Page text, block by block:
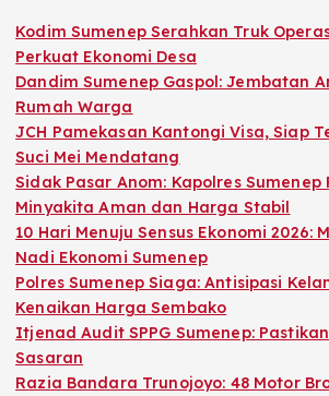
Kodim Sumenep Serahkan Truk
Perkuat Ekonomi Desa
Dandim Sumenep Gaspol: Jembatan
Rumah Warga
JCH Pamekasan Kantongi Visa, Siap
Suci Mei Mendatang
Sidak Pasar Anom: Kapolres Sumenep
Minyakita Aman dan Harga Stabil
10 Hari Menuju Sensus Ekonomi 2026:
Nadi Ekonomi Sumenep
Polres Sumenep Siaga: Antisipasi
Kenaikan Harga Sembako
Itjenad Audit SPPG Sumenep:
Sasaran
Razia Bandara Trunojoyo: 48 Motor